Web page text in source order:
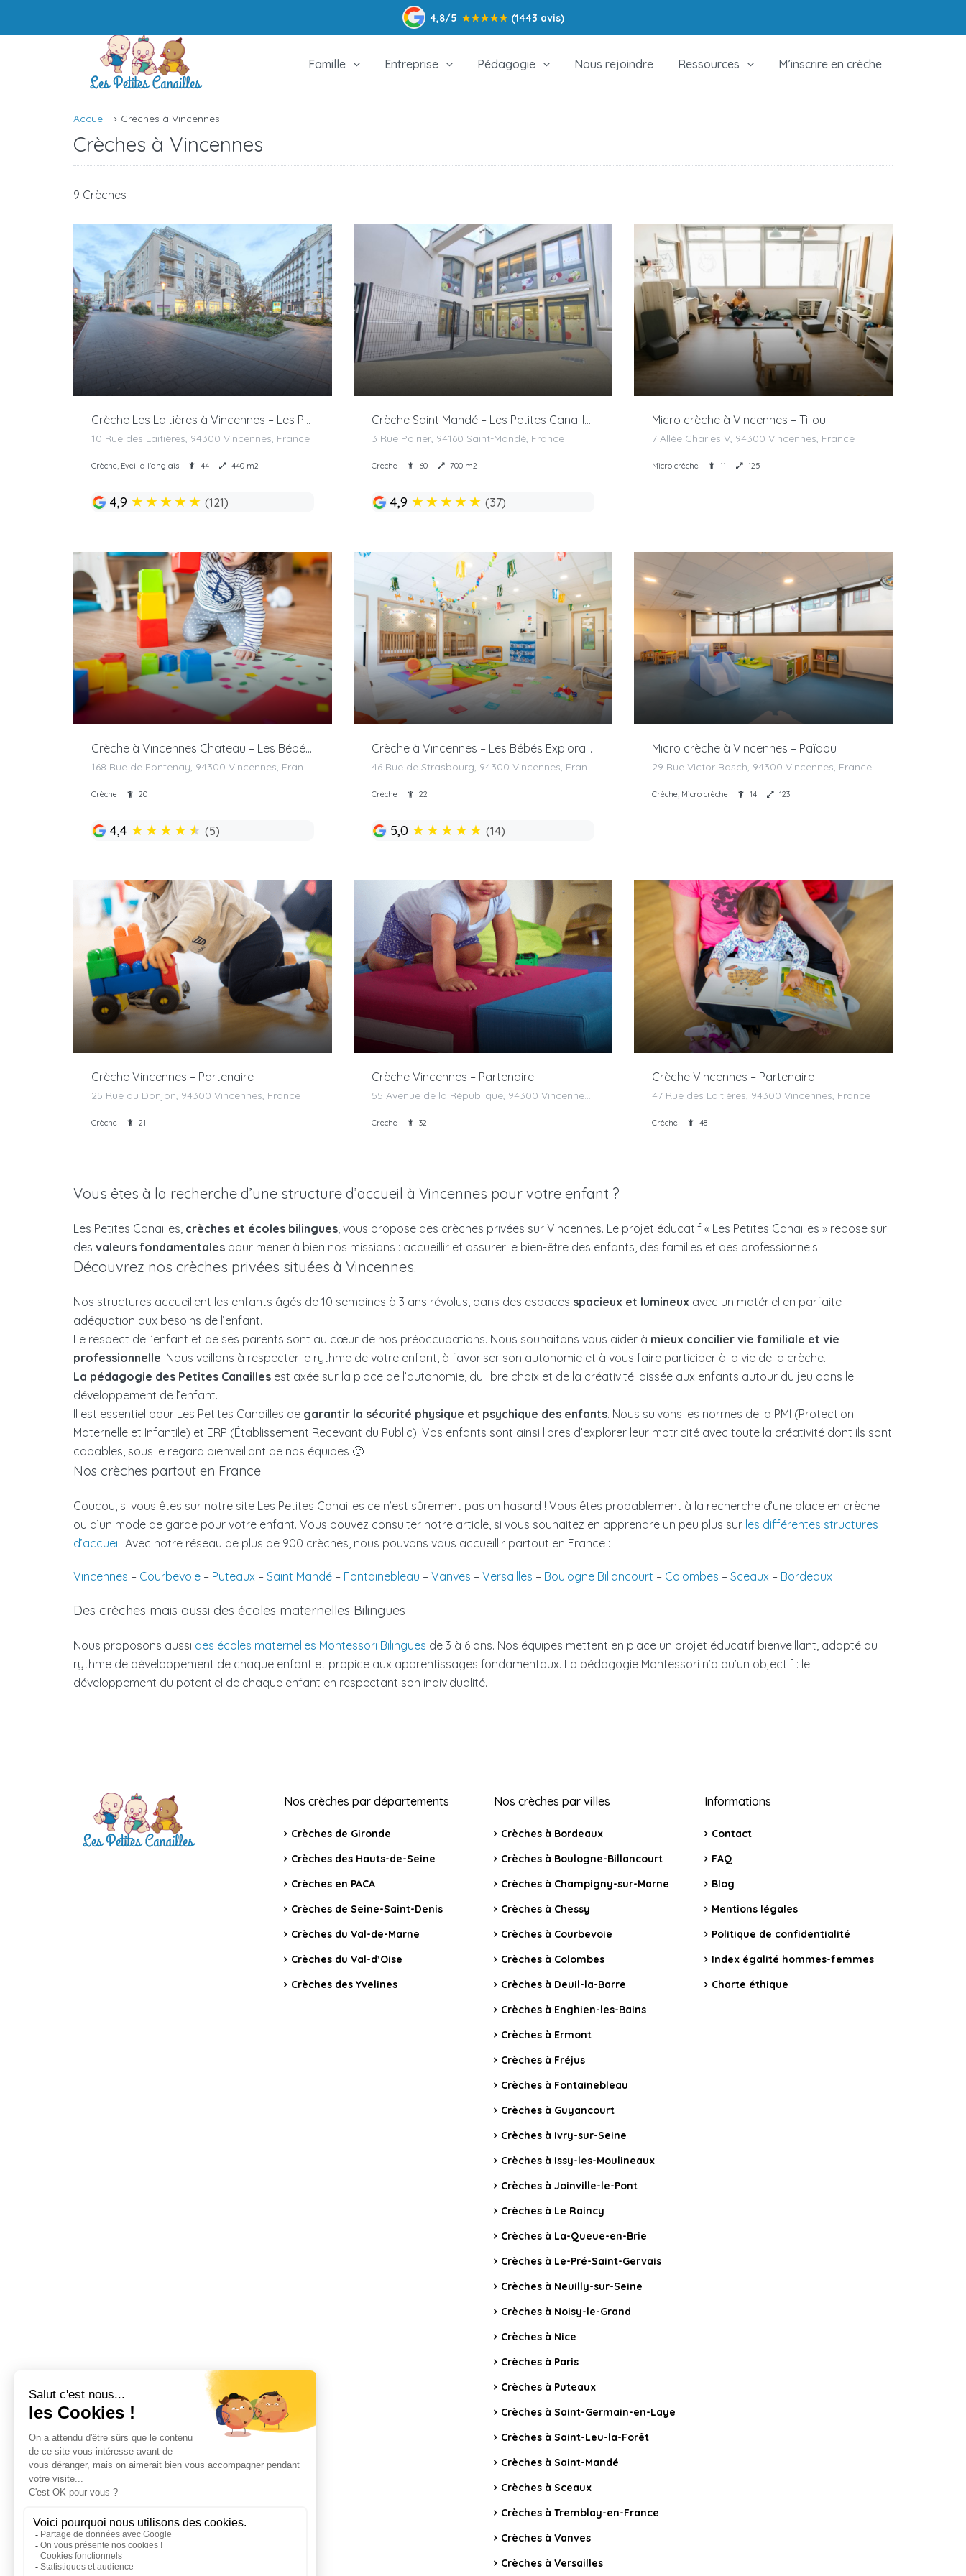
4,8/5 ★★★★★ (1443 avis)
Famille Entreprise Pédagogie Nous rejoindre Ressources M’inscrire en crèche
Accueil Crèches à Vincennes
Crèches à Vincennes
9 Crèches
Crèche Les Laitières à Vincennes – Les Petites Canailles
10 Rue des Laitières, 94300 Vincennes, France
Crèche, Eveil à l'anglais 44 440 m2
4,9 ★★★★★ (121)
Crèche Saint Mandé – Les Petites Canailles
3 Rue Poirier, 94160 Saint-Mandé, France
Crèche 60 700 m2
4,9 ★★★★★ (37)
Micro crèche à Vincennes – Tillou
7 Allée Charles V, 94300 Vincennes, France
Micro crèche 11 125
Crèche à Vincennes Chateau – Les Bébés Explorateurs
168 Rue de Fontenay, 94300 Vincennes, France
Crèche 20
4,4 ★★★★★ (5)
Crèche à Vincennes – Les Bébés Explorateurs
46 Rue de Strasbourg, 94300 Vincennes, France
Crèche 22
5,0 ★★★★★ (14)
Micro crèche à Vincennes – Païdou
29 Rue Victor Basch, 94300 Vincennes, France
Crèche, Micro crèche 14 123
Crèche Vincennes – Partenaire
25 Rue du Donjon, 94300 Vincennes, France
Crèche 21
Crèche Vincennes – Partenaire
55 Avenue de la République, 94300 Vincennes, France
Crèche 32
Crèche Vincennes – Partenaire
47 Rue des Laitières, 94300 Vincennes, France
Crèche 48
Vous êtes à la recherche d’une structure d’accueil à Vincennes pour votre enfant ?
Les Petites Canailles, crèches et écoles bilingues , vous propose des crèches privées sur Vincennes. Le projet éducatif « Les Petites Canailles » repose sur
des valeurs fondamentales pour mener à bien nos missions : accueillir et assurer le bien-être des enfants, des familles et des professionnels.
Découvrez nos crèches privées situées à Vincennes.
Nos structures accueillent les enfants âgés de 10 semaines à 3 ans révolus, dans des espaces spacieux et lumineux avec un matériel en parfaite
adéquation aux besoins de l’enfant.
Le respect de l’enfant et de ses parents sont au cœur de nos préoccupations. Nous souhaitons vous aider à mieux concilier vie familiale et vie
professionnelle. Nous veillons à respecter le rythme de votre enfant, à favoriser son autonomie et à vous faire participer à la vie de la crèche.
La pédagogie des Petites Canailles est axée sur la place de l’autonomie, du libre choix et de la créativité laissée aux enfants autour du jeu dans le
développement de l’enfant.
Il est essentiel pour Les Petites Canailles de garantir la sécurité physique et psychique des enfants. Nous suivons les normes de la PMI (Protection
Maternelle et Infantile) et ERP (Établissement Recevant du Public). Vos enfants sont ainsi libres d’explorer leur motricité avec toute la créativité dont ils sont
capables, sous le regard bienveillant de nos équipes 🙂
Nos crèches partout en France
Coucou, si vous êtes sur notre site Les Petites Canailles ce n’est sûrement pas un hasard ! Vous êtes probablement à la recherche d’une place en crèche
ou d’un mode de garde pour votre enfant. Vous pouvez consulter notre article, si vous souhaitez en apprendre un peu plus sur les différentes structures
d’accueil. Avec notre réseau de plus de 900 crèches, nous pouvons vous accueillir partout en France :
Vincennes – Courbevoie – Puteaux – Saint Mandé – Fontainebleau – Vanves – Versailles – Boulogne Billancourt – Colombes – Sceaux – Bordeaux
Des crèches mais aussi des écoles maternelles Bilingues
Nous proposons aussi des écoles maternelles Montessori Bilingues de 3 à 6 ans. Nos équipes mettent en place un projet éducatif bienveillant, adapté au
rythme de développement de chaque enfant et propice aux apprentissages fondamentaux. La pédagogie Montessori n’a qu’un objectif : le
développement du potentiel de chaque enfant en respectant son individualité.
Nos crèches par départements
Crèches de Gironde
Crèches des Hauts-de-Seine
Crèches en PACA
Crèches de Seine-Saint-Denis
Crèches du Val-de-Marne
Crèches du Val-d’Oise
Crèches des Yvelines
Nos crèches par villes
Crèches à Bordeaux
Crèches à Boulogne-Billancourt
Crèches à Champigny-sur-Marne
Crèches à Chessy
Crèches à Courbevoie
Crèches à Colombes
Crèches à Deuil-la-Barre
Crèches à Enghien-les-Bains
Crèches à Ermont
Crèches à Fréjus
Crèches à Fontainebleau
Crèches à Guyancourt
Crèches à Ivry-sur-Seine
Crèches à Issy-les-Moulineaux
Crèches à Joinville-le-Pont
Crèches à Le Raincy
Crèches à La-Queue-en-Brie
Crèches à Le-Pré-Saint-Gervais
Crèches à Neuilly-sur-Seine
Crèches à Noisy-le-Grand
Crèches à Nice
Crèches à Paris
Crèches à Puteaux
Crèches à Saint-Germain-en-Laye
Crèches à Saint-Leu-la-Forêt
Crèches à Saint-Mandé
Crèches à Sceaux
Crèches à Tremblay-en-France
Crèches à Vanves
Crèches à Versailles
Informations
Contact
FAQ
Blog
Mentions légales
Politique de confidentialité
Index égalité hommes-femmes
Charte éthique